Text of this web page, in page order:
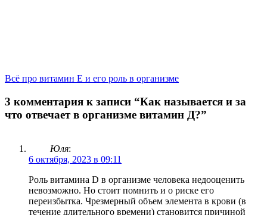
Всё про витамин Е и его роль в организме
3 комментария к записи “Как называется и за
что отвечает в организме витамин Д?”
Юля:
6 октября, 2023 в 09:11
Роль витамина D в организме человека недооценить
невозможно. Но стоит помнить и о риске его
переизбытка. Чрезмерный объем элемента в крови (в
течение длительного времени) становится причиной